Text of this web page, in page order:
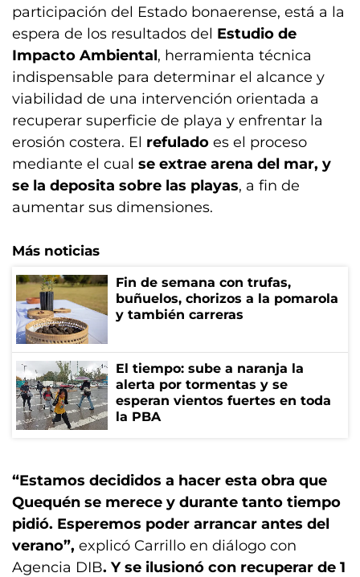
participación del Estado bonaerense, está a la
espera de los resultados del Estudio de
Impacto Ambiental, herramienta técnica
indispensable para determinar el alcance y
viabilidad de una intervención orientada a
recuperar superficie de playa y enfrentar la
erosión costera. El refulado es el proceso
mediante el cual se extrae arena del mar, y
se la deposita sobre las playas, a fin de
aumentar sus dimensiones.
Más noticias
Fin de semana con trufas,
buñuelos, chorizos a la pomarola
y también carreras
El tiempo: sube a naranja la
alerta por tormentas y se
esperan vientos fuertes en toda
la PBA
“Estamos decididos a hacer esta obra que
Quequén se merece y durante tanto tiempo
pidió. Esperemos poder arrancar antes del
verano”, explicó Carrillo en diálogo con
Agencia DIB. Y se ilusionó con recuperar de 1